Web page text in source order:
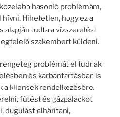
hasonló problémám,
Hihetetlen, hogy ez a
alapján tudta a vízszerelést
szakembert küldeni.
problémát el tudnak
és karbantartásban is
a kliensek rendelkezésére.
fűtést és gázpalackot
dugulást elhárítani,